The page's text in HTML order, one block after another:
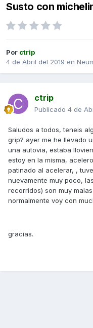
Susto con
Por ctrip
4 de Abril del 2019 en
ctrip
Publicado 4 de
Saludos a todos, teneis
grip? ayer me he llevado
una autovia, estaba
estoy en la misma,
patinado al acelerar, ,
nuevamente muy poco,
recorridos) son muy
normalmente voy con
gracias.